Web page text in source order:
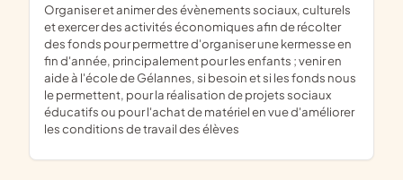
organiser et animer des évènements sociaux, culturels
et exercer des activités économiques afin de récolter
des fonds pour permettre d'organiser une kermesse en
fin d'année, principalement pour les enfants ; venir en
aide à l'école de Gélannes, si besoin et si les fonds nous
le permettent, pour la réalisation de projets sociaux
éducatifs ou pour l'achat de matériel en vue d'améliorer
les conditions de travail des élèves